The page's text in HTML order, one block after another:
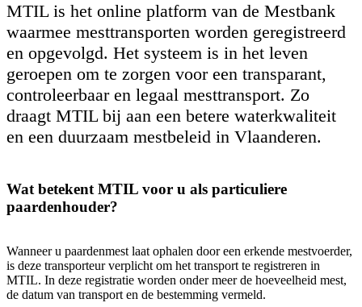
MTIL is het online platform van de Mestbank
waarmee mesttransporten worden geregistreerd
en opgevolgd. Het systeem is in het leven
geroepen om te zorgen voor een transparant,
controleerbaar en legaal mesttransport. Zo
draagt MTIL bij aan een betere waterkwaliteit
en een duurzaam mestbeleid in Vlaanderen.
Wat betekent MTIL voor u als particuliere
paardenhouder?
Wanneer u paardenmest laat ophalen door een erkende mestvoerder,
is deze transporteur verplicht om het transport te registreren in
MTIL. In deze registratie worden onder meer de hoeveelheid mest,
de datum van transport en de bestemming vermeld.